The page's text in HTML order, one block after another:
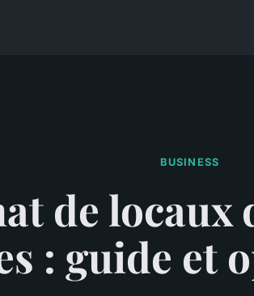
BUSINESS
de locaux
: guide et